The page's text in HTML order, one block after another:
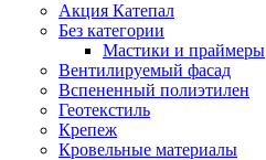
Акция Катепал
Без категории
Мастики и праймеры
Вентилируемый фасад
Вспененный полиэтилен
Геотекстиль
Крепеж
Кровельные материалы